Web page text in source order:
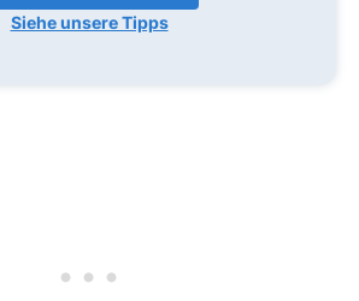
Siehe unsere Tipps